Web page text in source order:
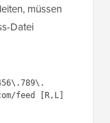
müssen
Datei